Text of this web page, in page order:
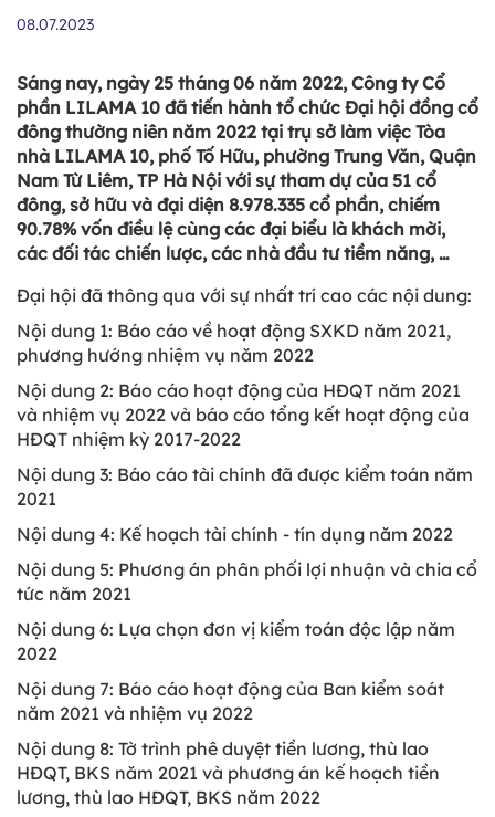
08.07.2023
Sáng nay, ngày 25 tháng 06 năm 2022, Công ty Cổ
phần LILAMA 10 đã tiến hành tổ chức Đại hội đồng cổ
đông thường niên năm 2022 tại trụ sở làm việc Tòa
nhà LILAMA 10, phố Tố Hữu, phường Trung Văn, Quận
Nam Từ Liêm, TP Hà Nội với sự tham dự của 51 cổ
đông, sở hữu và đại diện 8.978.335 cổ phần, chiếm
90.78% vốn điều lệ cùng các đại biểu là khách mời,
các đối tác chiến lược, các nhà đầu tư tiềm năng, …
Đại hội đã thông qua với sự nhất trí cao các nội dung:
Nội dung 1: Báo cáo về hoạt động SXKD năm 2021,
phương hướng nhiệm vụ năm 2022
Nội dung 2: Báo cáo hoạt động của HĐQT năm 2021
và nhiệm vụ 2022 và báo cáo tổng kết hoạt động của
HĐQT nhiệm kỳ 2017-2022
Nội dung 3: Báo cáo tài chính đã được kiểm toán năm
2021
Nội dung 4: Kế hoạch tài chính - tín dụng năm 2022
Nội dung 5: Phương án phân phối lợi nhuận và chia cổ
tức năm 2021
Nội dung 6: Lựa chọn đơn vị kiểm toán độc lập năm
2022
Nội dung 7: Báo cáo hoạt động của Ban kiểm soát
năm 2021 và nhiệm vụ 2022
Nội dung 8: Tờ trình phê duyệt tiền lương, thù lao
HĐQT, BKS năm 2021 và phương án kế hoạch tiền
lương, thù lao HĐQT, BKS năm 2022